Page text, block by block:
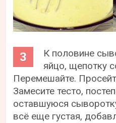
К половине
яйцо, щепотку
Перемешайте.
Замесите тесто,
оставшуюся
всё еще густая,